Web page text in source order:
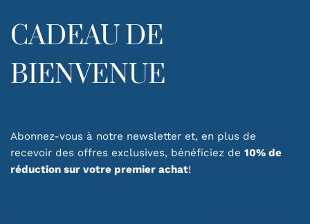
CADEAU DE
BIENVENUE
Abonnez-vous à notre newsletter et, en plus de
recevoir des offres exclusives, bénéficiez de 10% de
réduction sur votre premier achat!